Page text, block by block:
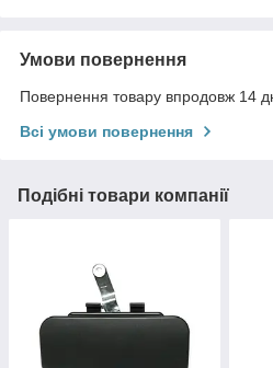
Умови повернення
Повернення товару впродовж 14
Всі умови повернення
Подібні товари компанії